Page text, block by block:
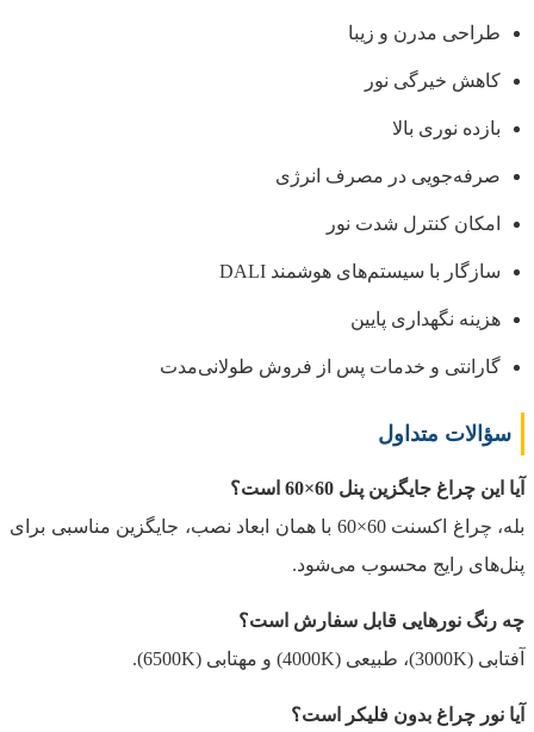
طراحی مدرن و زیبا
کاهش خیرگی نور
بازده نوری بالا
صرفه‌جویی در مصرف انرژی
امکان کنترل شدت نور
سازگار با سیستم‌های هوشمند DALI
هزینه نگهداری پایین
گارانتی و خدمات پس از فروش طولانی‌مدت
سؤالات متداول
آیا این چراغ جایگزین پنل 60×60 است؟
بله، چراغ اکسنت 60×60 با همان ابعاد نصب، جایگزین مناسبی برای
پنل‌های رایج محسوب می‌شود.
چه رنگ نورهایی قابل سفارش است؟
آفتابی (3000K)، طبیعی (4000K) و مهتابی (6500K).
آیا نور چراغ بدون فلیکر است؟